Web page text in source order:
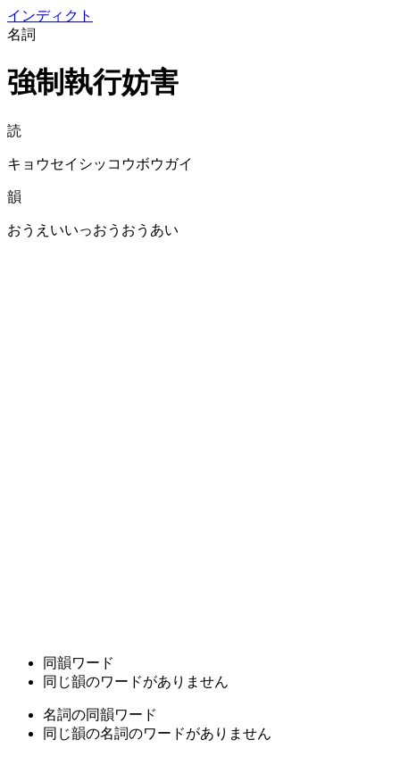
インディクト
名詞
強制執行妨害
読
キョウセイシッコウボウガイ
韻
おうえいいっおうおうあい
同韻ワード
同じ韻のワードがありません
名詞の同韻ワード
同じ韻の名詞のワードがありません